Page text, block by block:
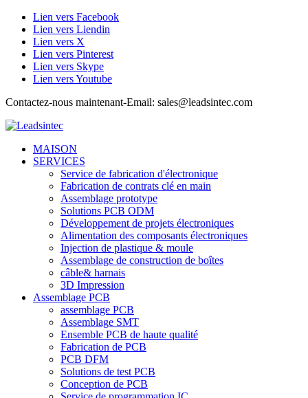
Lien vers Facebook
Lien vers Liendin
Lien vers X
Lien vers Pinterest
Lien vers Skype
Lien vers Youtube
Contactez-nous maintenant-Email: sales@leadsintec.com
MAISON
SERVICES
Service de fabrication d'électronique
Fabrication de contrats clé en main
Assemblage prototype
Solutions PCB ODM
Développement de projets électroniques
Alimentation des composants électroniques
Injection de plastique & moule
Assemblage de construction de boîtes
câble& harnais
3D Impression
Assemblage PCB
assemblage PCB
Assemblage SMT
Ensemble PCB de haute qualité
Fabrication de PCB
PCB DFM
Solutions de test PCB
Conception de PCB